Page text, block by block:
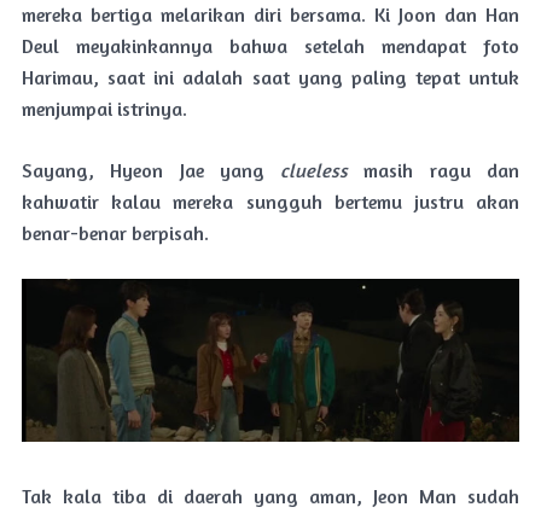
mereka bertiga melarikan diri bersama. Ki Joon dan Han
Deul meyakinkannya bahwa setelah mendapat foto
Harimau, saat ini adalah saat yang paling tepat untuk
menjumpai istrinya.
Sayang, Hyeon Jae yang cluelessmasih ragu dan
kahwatir kalau mereka sungguh bertemu justru akan
benar-benar berpisah.
Tak kala tiba di daerah yang aman, Jeon Man sudah